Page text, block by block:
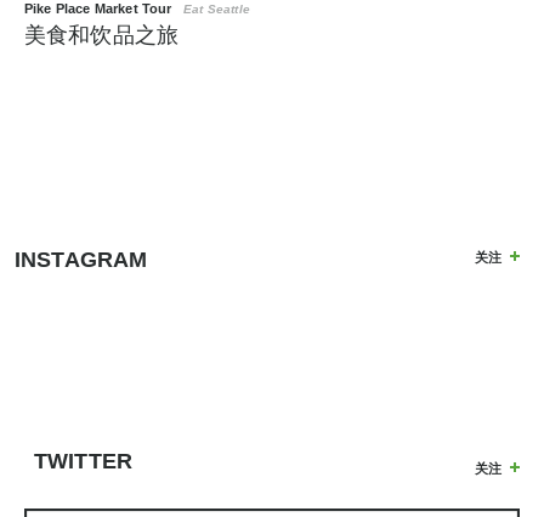
Pike Place Market Tour Eat Seattle
美食和饮品之旅
关注
INSTAGRAM
关注
TWITTER